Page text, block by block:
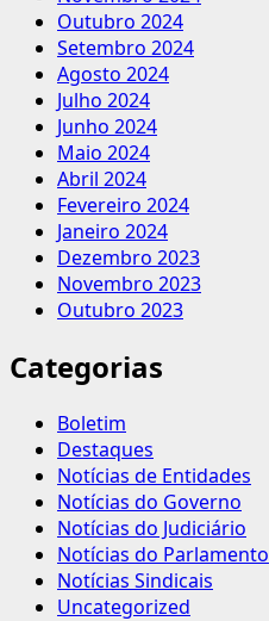
Outubro 2024
Setembro 2024
Agosto 2024
Julho 2024
Junho 2024
Maio 2024
Abril 2024
Fevereiro 2024
Janeiro 2024
Dezembro 2023
Novembro 2023
Outubro 2023
Categorias
Boletim
Destaques
Notícias de Entidades
Notícias do Governo
Notícias do Judiciário
Notícias do Parlamento
Notícias Sindicais
Uncategorized